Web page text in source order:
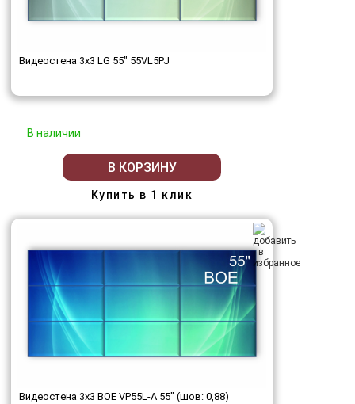
Видеостена 3x3 LG 55" 55VL5PJ
В наличии
В КОРЗИНУ
Купить в 1 клик
Видеостена 3x3 BOE VP55L-A 55" (шов: 0,88)